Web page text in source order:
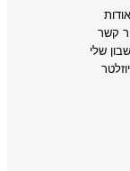
אודות
קשר
שלי